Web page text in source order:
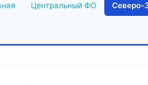
Центральный ФО Северо-